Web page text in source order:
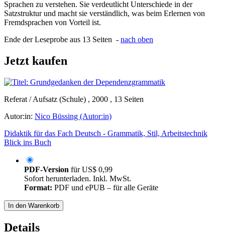
Sprachen zu verstehen. Sie verdeutlicht Unterschiede in der
Satzstruktur und macht sie verständlich, was beim Erlernen von
Fremdsprachen von Vorteil ist.
Ende der Leseprobe aus 13 Seiten - nach oben
Jetzt kaufen
Referat / Aufsatz (Schule) , 2000 , 13 Seiten
Autor:in: Nico Büssing (Autor:in)
Didaktik für das Fach Deutsch - Grammatik, Stil, Arbeitstechnik
Blick ins Buch
PDF-Version fürUS$ 0,99
Sofort herunterladen. Inkl. MwSt.
Format: PDF und ePUB – für alle Geräte
In den Warenkorb
Details